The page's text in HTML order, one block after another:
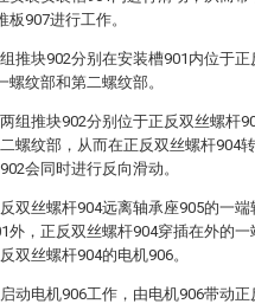
板907进行工作。
推块902分别在安装槽901内位于正
螺纹部和第二螺纹部。
组推块902分别位于正反双丝螺杆
螺纹部，从而在正反双丝螺杆904
会同时进行反向滑动。
双丝螺杆904远离轴承座905的一端
外，正反双丝螺杆904穿插在外的一
双丝螺杆904的电机906。
动电机906工作，由电机906带动正